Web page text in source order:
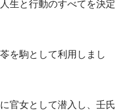
生と行動のすべてを決定
を駒として利用しまし
官女として潜入し、壬氏